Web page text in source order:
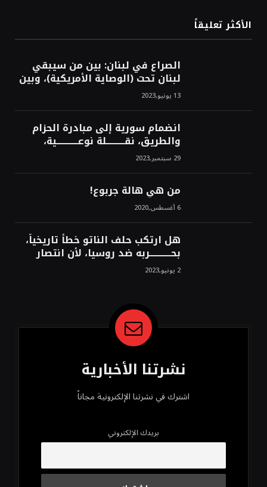
الأكثر تعليقاً
الصراع في لبنان: بين من سيبقي
لبنان تحت (الوصاية الأمريكية)، وبين
من سيخرج لبنان من النفق الغربي!
محمد محسن13 يونيو,2023
انضمام سورية إلى مبادرة الحزام
والطريق، نقــــــــــلة نوعــــــــــــية،
استراتيجية، تاريخية، نهائية، نحو
الشرق!محمد محسن29 سبتمبر,2023
من هي هالة جربوع!
6 أغسطس,2020
هل ارتكب حلف الناتو خطأً تاريخياً،
بحــــــــــــربه ضد روسيا، لأن انتصار
روسيا الحتمي، سيفتت الناتو!محمد
محسن 2 يونيو,2023
نشرتنا الأخبارية
اشترك في نشرتنا الإلكترونية مجاناً
بريدك الإلكتروني